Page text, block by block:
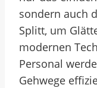
sondern auch
Splitt, um
modernen
Personal
Gehwege